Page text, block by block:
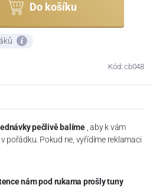
Do košíku
Kód: cb048
pečlivě balíme , aby k vám
pořádku. Pokud ne, vyřídíme reklamaci
nám pod rukama prošly tuny